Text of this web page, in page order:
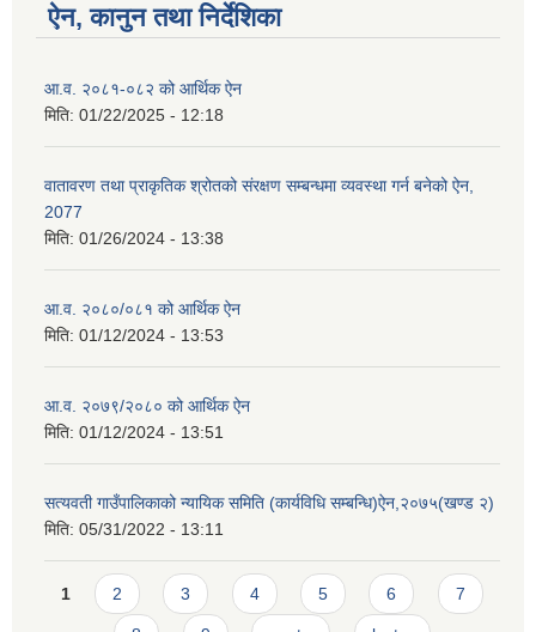
ऐन, कानुन तथा निर्देशिका
आ.व. २०८१-०८२ को आर्थिक ऐन
मिति: 01/22/2025 - 12:18
वातावरण तथा प्राकृतिक श्रोतको संरक्षण सम्बन्धमा व्यवस्था गर्न बनेको ऐन,
2077
मिति: 01/26/2024 - 13:38
आ.व. २०८०/०८१ को आर्थिक ऐन
मिति: 01/12/2024 - 13:53
आ.व. २०७९/२०८० को आर्थिक ऐन
मिति: 01/12/2024 - 13:51
सत्यवती गाउँपालिकाको न्यायिक समिति (कार्यविधि सम्बन्धि)ऐन,२०७५(खण्ड २)
मिति: 05/31/2022 - 13:11
Pages
1 2 3 4 5 6 7